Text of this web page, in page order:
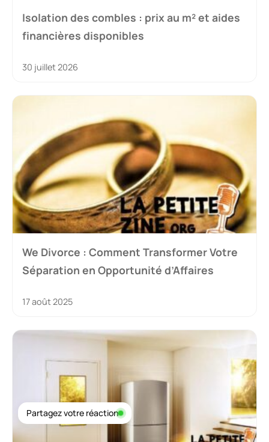
Isolation des combles : prix au m² et aides
financières disponibles
30 juillet 2026
We Divorce : Comment Transformer Votre
Séparation en Opportunité d’Affaires
17 août 2025
Partagez votre réaction